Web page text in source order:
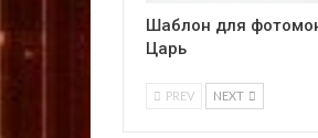
Шаблон для
Царь
PREV NEXT